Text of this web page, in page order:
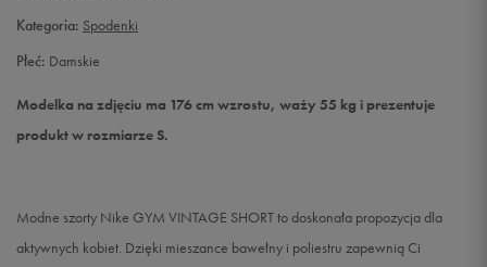
Kategoria: Spodenki
Płeć: Damskie
Modelka na zdjęciu ma 176 cm wzrostu, waży 55 kg i prezentuje
produkt w rozmiarze S.
Modne szorty Nike GYM VINTAGE SHORT to doskonała propozycja dla
aktywnych kobiet. Dzięki mieszance bawełny i poliestru zapewnią Ci